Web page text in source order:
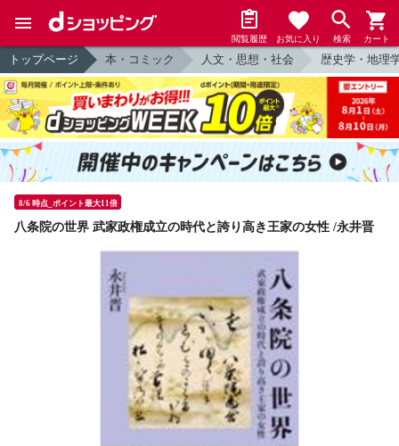
閲覧履歴 お気に入り 検索 カート
トップページ 本・コミック 人文・思想・社会 歴史学・地理
8/6 時点_ポイント最大11倍
八条院の世界 武家政権成立の時代と誇り高き王家の女性 /永井晋